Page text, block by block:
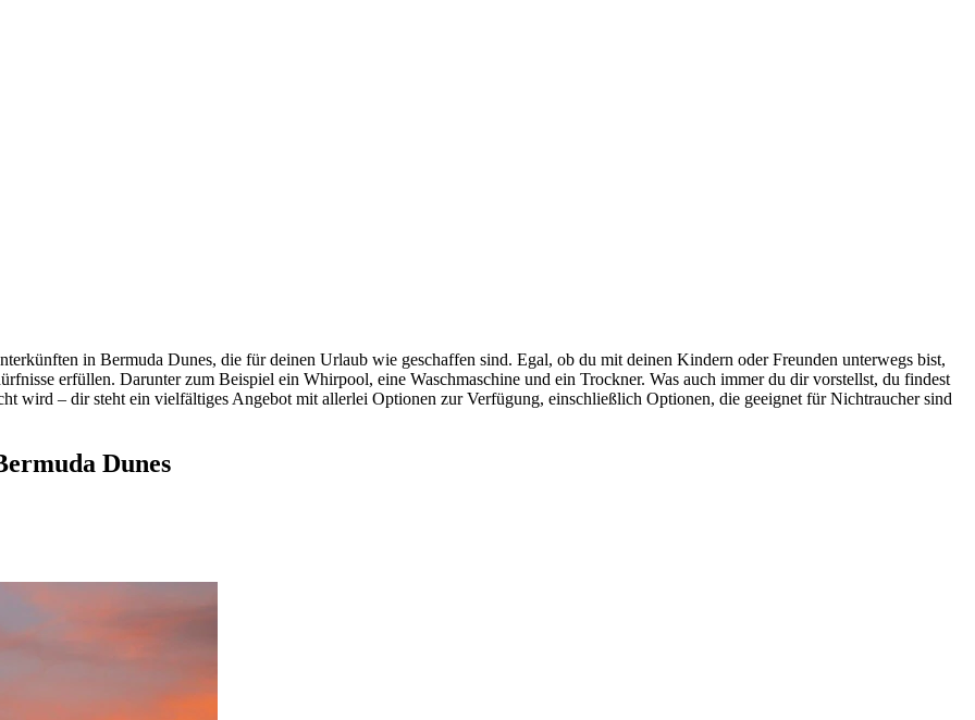
in Bermuda Dunes, die für deinen Urlaub wie geschaffen sind. Egal, ob du mit deinen Kindern oder Freunden unterwegs bist,
erfüllen. Darunter zum Beispiel ein Whirpool, eine Waschmaschine und ein Trockner. Was auch immer du dir vorstellst, du findest
wird – dir steht ein vielfältiges Angebot mit allerlei Optionen zur Verfügung, einschließlich Optionen, die geeignet für Nichtraucher sind
Dunes